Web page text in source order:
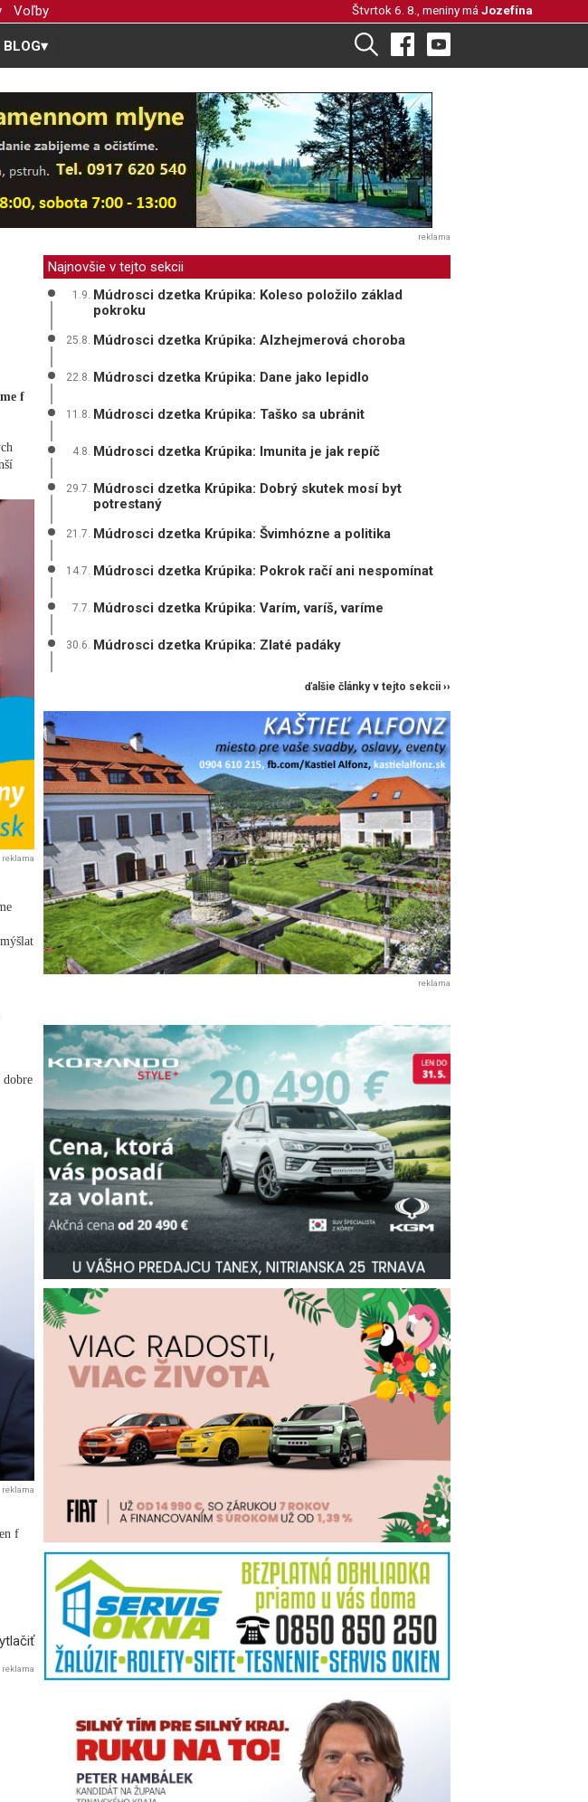
Voľby Štvrtok 6. 8., meniny má Jozefína
BLOG▾
reklama
f
reklama
dobre
reklama
f
reklama
Najnovšie v tejto sekcii
1.9. Múdrosci dzetka Krúpika: Koleso položilo základ
pokroku
25.8. Múdrosci dzetka Krúpika: Alzhejmerová choroba
22.8. Múdrosci dzetka Krúpika: Dane jako lepidlo
11.8. Múdrosci dzetka Krúpika: Taško sa ubránit
4.8. Múdrosci dzetka Krúpika: Imunita je jak repíč
29.7. Múdrosci dzetka Krúpika: Dobrý skutek mosí byt
potrestaný
21.7. Múdrosci dzetka Krúpika: Švimhózne a politika
14.7. Múdrosci dzetka Krúpika: Pokrok račí ani nespomínat
7.7. Múdrosci dzetka Krúpika: Varím, varíš, varíme
30.6. Múdrosci dzetka Krúpika: Zlaté padáky
ďalšie články v tejto sekcii ››
reklama